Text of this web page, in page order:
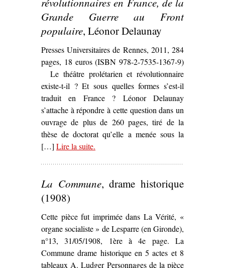
Grande Guerre au Front
populaire, Léonor Delaunay
Presses Universitaires de Rennes, 2011, 284
pages, 18 euros (ISBN 978-2-7535-1367-9)
Le théâtre prolétarien et révolutionnaire
existe-t-il ? Et sous quelles formes s’est-il
traduit en France ? Léonor Delaunay
s’attache à répondre à cette question dans un
ouvrage de plus de 260 pages, tiré de la
thèse de doctorat qu’elle a menée sous la
[…] Lire la suite– ‘
Grande Guerre au Front populaire
.
La Commune, drame historique
(1908)
Cette pièce fut imprimée dans La Vérité, «
organe socialiste » de Lesparre (en Gironde),
n°13, 31/05/1908, 1ère à 4e page. La
Commune drame historique en 5 actes et 8
tableaux A. Ludger Personnages de la pièce